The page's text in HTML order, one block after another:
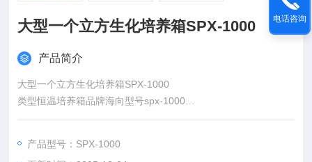
大型一个立方生化培养箱SPX-1000
产品简介
大型一个立方生化培养箱SPX-1000
类型恒温培养箱品牌海向型号spx-1000
温度范围5-50（℃）工作室尺寸900*920*1210（mm）加工定制
温度控制方式PID内箱材质sus304外箱材质冷轧板
产品型号：SPX-1000
电话咨询